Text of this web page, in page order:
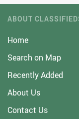
ABOUT
Home
Search on Map
Recently Added
About Us
Contact Us